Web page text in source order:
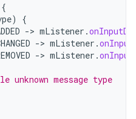
{
)
{
-> mListener .
-> mListener .
-> mListener .
unknown message type